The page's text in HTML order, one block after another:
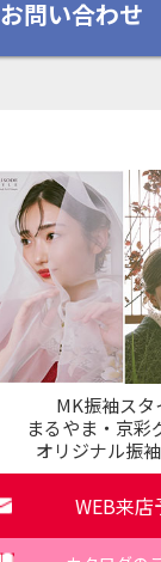
お問い合わせ
MK振袖スタ
まるやま・京彩
オリジナル振
WEB来店